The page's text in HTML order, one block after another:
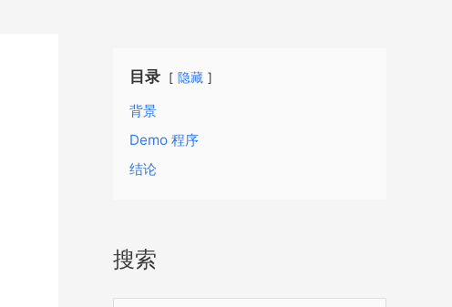
目录 隐藏
背景
Demo 程序
结论
搜索